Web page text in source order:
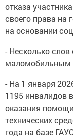
отказа
своего права на
на основании
- Несколько
маломобильным
- На 1 января
1195 инвалидов
оказания
технических
года на базе